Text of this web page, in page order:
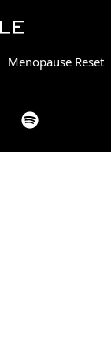
Menopause Reset